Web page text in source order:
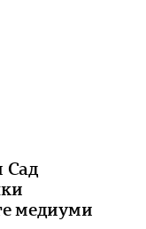
Сад
медиуми